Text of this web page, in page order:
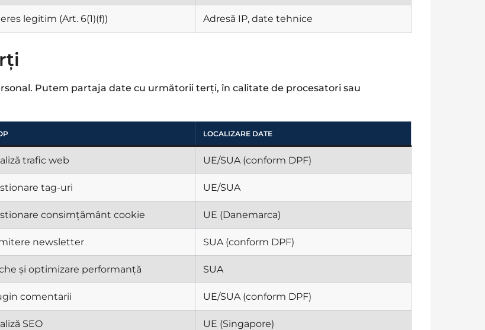
legitim (Art. 6(1)(f)) Adresă IP, date tehnice
Putem partaja date cu următorii terți, în calitate de procesatori sau
LOCALIZARE DATE
trafic web UE/SUA (conform DPF)
tag-uri UE/SUA
consimțământ cookie UE (Danemarca)
newsletter SUA (conform DPF)
și optimizare performanță SUA
comentarii UE/SUA (conform DPF)
SEO
UE (Singapore)